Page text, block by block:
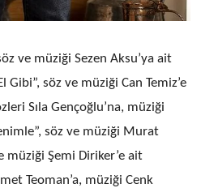
ve müziği Sezen Aksu’ya ait
Gibi”, söz ve müziği Can Temiz’e
Sıla Gençoğlu’na, müziği
söz ve müziği Murat
müziği Şemi Diriker’e ait
Teoman’a, müziği Cenk